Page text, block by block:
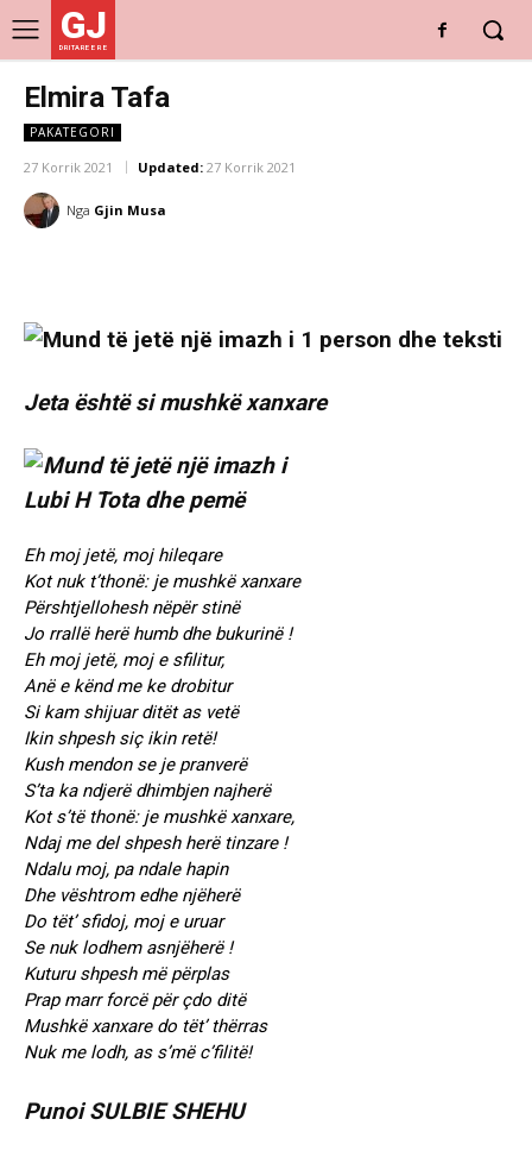
GJ
DRITARE E RE
Elmira Tafa
PAKATEGORI
27 Korrik 2021 Updated: 27 Korrik 2021
Nga Gjin Musa
Jeta është si mushkë xanxare
Eh moj jetë, moj hileqare
Kot nuk t’thonë: je mushkë xanxare
Përshtjellohesh nëpër stinë
Jo rrallë herë humb dhe bukurinë !
Eh moj jetë, moj e sfilitur,
Anë e kënd me ke drobitur
Si kam shijuar ditët as vetë
Ikin shpesh siç ikin retë!
Kush mendon se je pranverë
S’ta ka ndjerë dhimbjen najherë
Kot s’të thonë: je mushkë xanxare,
Ndaj me del shpesh herë tinzare !
Ndalu moj, pa ndale hapin
Dhe vështrom edhe njëherë
Do tët’ sfidoj, moj e uruar
Se nuk lodhem asnjëherë !
Kuturu shpesh më përplas
Prap marr forcë për çdo ditë
Mushkë xanxare do tët’ thërras
Nuk me lodh, as s’më c’filitë!
Punoi SULBIE SHEHU